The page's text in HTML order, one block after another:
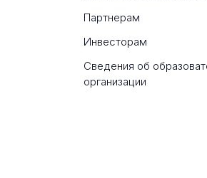
Партнерам
Инвесторам
Сведения об
организации